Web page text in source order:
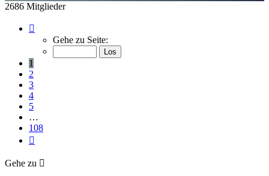
2686 Mitglieder
von
Gehe zu Seite:
1
2
3
4
5
…
108
Gehe zu